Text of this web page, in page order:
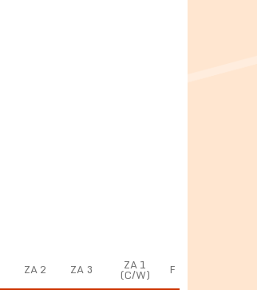
ZA 2 ZA 3 ZA 1
(C/W) F